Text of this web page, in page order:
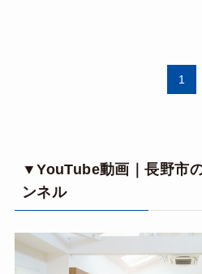
1
▼YouTube動画｜長野市
ンネル